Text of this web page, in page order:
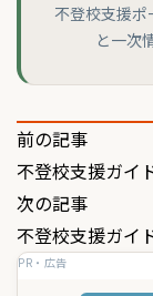
不登校支援
と一次
投
稿
ナ
ビ
前の記事
不登校支援ガイ
次の記事
不登校支援ガイ
PR・広告